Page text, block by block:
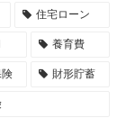
住宅ローン
養育費
財形貯蓄